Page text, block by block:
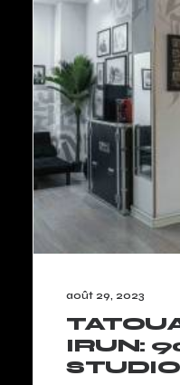
août 29, 2023
IRUN:
STUDIO